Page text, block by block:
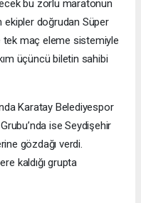
bu zorlu maratonun
ekipler doğrudan Süper
tek maç eleme sistemiyle
üçüncü biletin sahibi
Karatay Belediyespor
ise Seydişehir
gözdağı verdi.
kaldığı grupta